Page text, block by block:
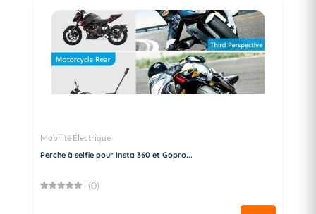
Mobilité Électrique
Perche à selfie pour Insta 360 et Gopro...
(0)